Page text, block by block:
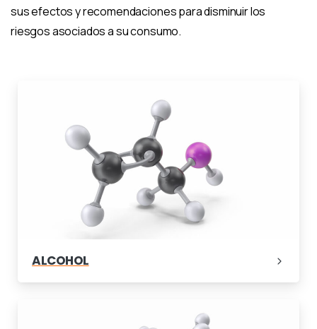
sus efectos y recomendaciones para disminuir los
riesgos asociados a su consumo.
ALCOHOL